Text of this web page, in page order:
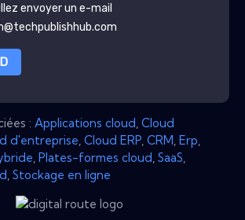
envoyer un e-mail
: Applications cloud Cloud
d'entreprise Cloud ERP CRM Erp
Plates-formes cloud SaaS
Stockage en ligne